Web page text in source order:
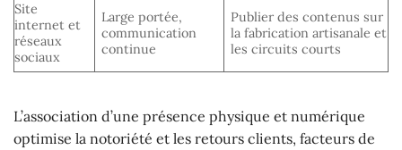
Site
internet et
réseaux
sociaux
Large portée,
communication
continue
Publier des contenus sur
la fabrication artisanale et
les circuits courts
L’association d’une présence physique et numérique
optimise la notoriété et les retours clients, facteurs de